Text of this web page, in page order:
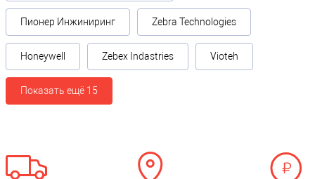
Пионер Инжиниринг Zebra Technologies
Honeywell Zebex Indastries Vioteh
Показать ещё 15